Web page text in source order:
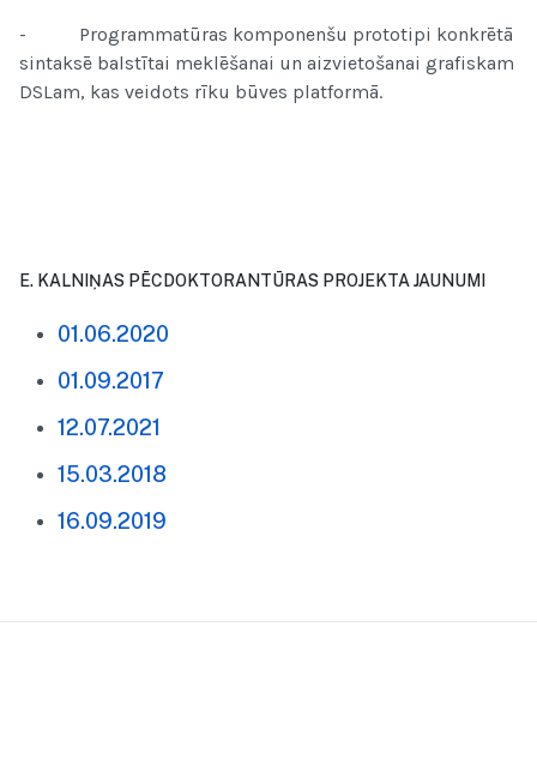
- Programmatūras komponenšu prototipi konkrētā
sintaksē balstītai meklēšanai un aizvietošanai grafiskam
DSLam, kas veidots rīku būves platformā.
E. KALNIŅAS PĒCDOKTORANTŪRAS PROJEKTA JAUNUMI
01.06.2020
01.09.2017
12.07.2021
15.03.2018
16.09.2019